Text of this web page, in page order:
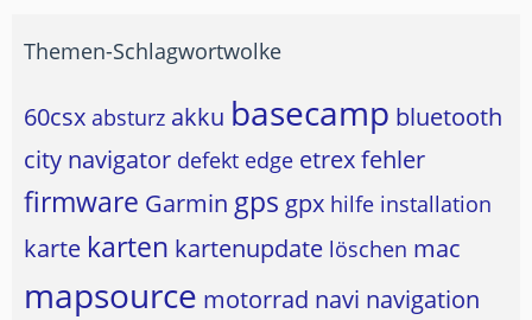
Themen-Schlagwortwolke
60csx absturz akku basecamp bluetooth
city navigator defekt edge etrexfehler
firmware Garmin gps gpx hilfe installation
karte karten kartenupdate löschen mac
mapsource motorrad navi navigation